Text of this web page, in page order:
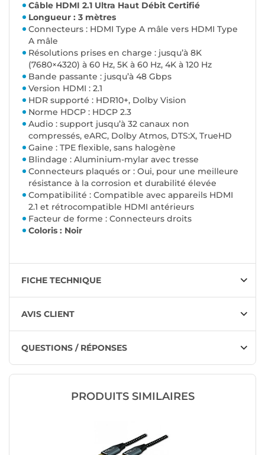
Câble HDMI 2.1 Ultra Haut Débit Certifié
Longueur : 3 mètres
Connecteurs : HDMI Type A mâle vers HDMI Type
A mâle
Résolutions prises en charge : jusqu’à 8K
(7680×4320) à 60 Hz, 5K à 60 Hz, 4K à 120 Hz
Bande passante : jusqu’à 48 Gbps
Version HDMI : 2.1
HDR supporté : HDR10+, Dolby Vision
Norme HDCP : HDCP 2.3
Audio : support jusqu’à 32 canaux non
compressés, eARC, Dolby Atmos, DTS:X, TrueHD
Gaine : TPE flexible, sans halogène
Blindage : Aluminium-mylar avec tresse
Connecteurs plaqués or : Oui, pour une meilleure
résistance à la corrosion et durabilité élevée
Compatibilité : Compatible avec appareils HDMI
2.1 et rétrocompatible HDMI antérieurs
Facteur de forme : Connecteurs droits
Coloris : Noir
FICHE TECHNIQUE
AVIS CLIENT
QUESTIONS / RÉPONSES
PRODUITS SIMILAIRES